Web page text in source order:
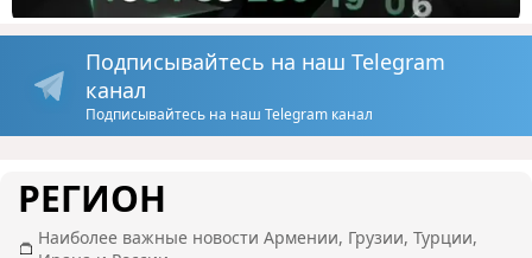
Подписывайтесь на наш Telegram
канал
Подписывайтесь на наш Telegram канал
РЕГИОН
Наиболее важные новости Армении, Грузии, Турции,